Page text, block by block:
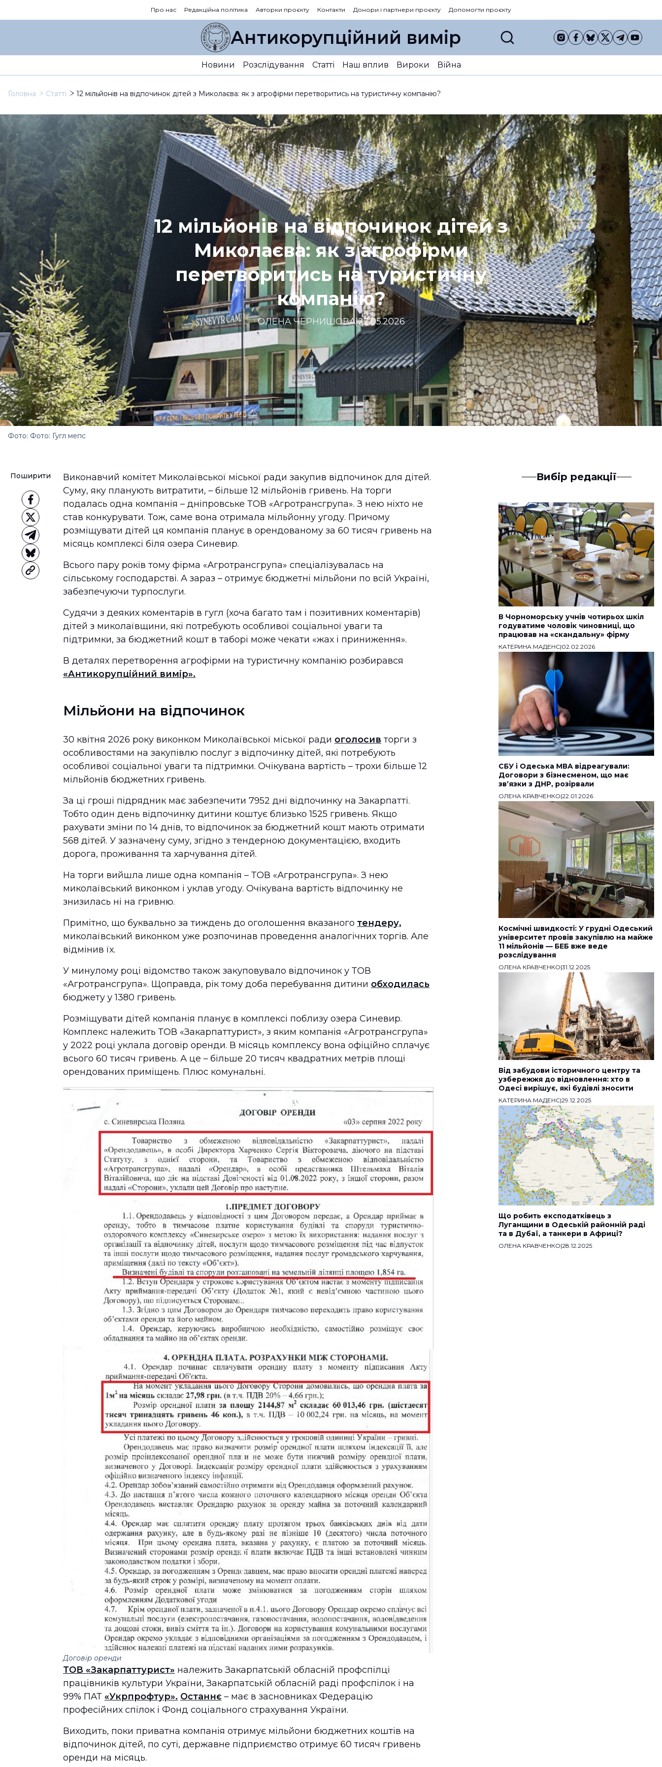
Про нас Редакційна політика Авторки проєкту Контакти Донори і партнери проєкту Допомогти проєкту
Антикорупційний вимір
Новини Розслідування Статті Наш вплив Вироки Війна
Головна Статті 12 мільйонів на відпочинок дітей з Миколаєва: як з агрофірми перетворитись на туристичну компанію?
12 мільйонів на відпочинок дітей з
Миколаєва: як з агрофірми
перетворитись на туристичну
компанію?
ОЛЕНА ЧЕРНИШОВА|22.05.2026
Фото: Фото: Гугл мепс
Поширити
Виконавчий комітет Миколаївської міської ради закупив відпочинок для дітей.
Суму, яку планують витратити, – більше 12 мільйонів гривень. На торги
подалась одна компанія – дніпровське ТОВ «Агротрансгрупа». З нею ніхто не
став конкурувати. Тож, саме вона отримала мільйонну угоду. Причому
розміщувати дітей ця компанія планує в орендованому за 60 тисяч гривень на
місяць комплексі біля озера Синевир.
Всього пару років тому фірма «Агротрансгрупа» спеціалізувалась на
сільському господарстві. А зараз – отримує бюджетні мільйони по всій Україні,
забезпечуючи турпослуги.
Судячи з деяких коментарів в гугл (хоча багато там і позитивних коментарів)
дітей з миколаївщини, які потребують особливої соціальної уваги та
підтримки, за бюджетний кошт в таборі може чекати «жах і приниження».
В деталях перетворення агрофірми на туристичну компанію розбирався
«Антикорупційний вимір».
Мільйони на відпочинок
30 квітня 2026 року виконком Миколаївської міської ради оголосив торги з
особливостями на закупівлю послуг з відпочинку дітей, які потребують
особливої соціальної уваги та підтримки. Очікувана вартість – трохи більше 12
мільйонів бюджетних гривень.
За ці гроші підрядник має забезпечити 7952 дні відпочинку на Закарпатті.
Тобто один день відпочинку дитини коштує близько 1525 гривень. Якщо
рахувати зміни по 14 днів, то відпочинок за бюджетний кошт мають отримати
568 дітей. У зазначену суму, згідно з тендерною документацією, входить
дорога, проживання та харчування дітей.
На торги вийшла лише одна компанія – ТОВ «Агротрансгрупа». З нею
миколаївський виконком і уклав угоду. Очікувана вартість відпочинку не
знизилась ні на гривню.
Примітно, що буквально за тиждень до оголошення вказаного тендеру,
миколаївський виконком уже розпочинав проведення аналогічних торгів. Але
відмінив їх.
У минулому році відомство також закуповувало відпочинок у ТОВ
«Агротрансгрупа». Щоправда, рік тому доба перебування дитини обходилась
бюджету у 1380 гривень.
Розміщувати дітей компанія планує в комплексі поблизу озера Синевир.
Комплекс належить ТОВ «Закарпаттурист», з яким компанія «Агротрансгрупа»
у 2022 році уклала договір оренди. В місяць комплексу вона офіційно сплачує
всього 60 тисяч гривень. А це – більше 20 тисяч квадратних метрів площі
орендованих приміщень. Плюс комунальні.
Договір оренди
ТОВ «Закарпаттурист» належить Закарпатській обласній профспілці
працівників культури України, Закарпатській обласній раді профспілок і на
99% ПАТ «Укрпрофтур». Останнє – має в засновниках Федерацію
професійних спілок і Фонд соціального страхування України.
Виходить, поки приватна компанія отримує мільйони бюджетних коштів на
відпочинок дітей, по суті, державне підприємство отримує 60 тисяч гривень
оренди на місяць.
Вибір редакції
В Чорноморську учнів чотирьох шкіл
годуватиме чоловік чиновниці, що
працював на «скандальну» фірму
КАТЕРИНА МАДЕНС|02.02.2026
СБУ і Одеська МВА відреагували:
Договори з бізнесменом, що має
звʼязки з ДНР, розірвали
ОЛЕНА КРАВЧЕНКО|22.01.2026
Космічні швидкості: У грудні Одеський
університет провів закупівлю на майже
11 мільйонів — БЕБ вже веде
розслідування
ОЛЕНА КРАВЧЕНКО|31.12.2025
Від забудови історичного центру та
узбережжя до відновлення: хто в
Одесі вирішує, які будівлі зносити
КАТЕРИНА МАДЕНС|29.12.2025
Що робить експодатківець з
Луганщини в Одеській районній раді
та в Дубаї, а танкери в Африці?
ОЛЕНА КРАВЧЕНКО|28.12.2025